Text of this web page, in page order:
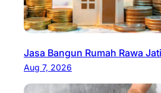
Jasa Bangun Rumah Rawa
Aug 7, 2026